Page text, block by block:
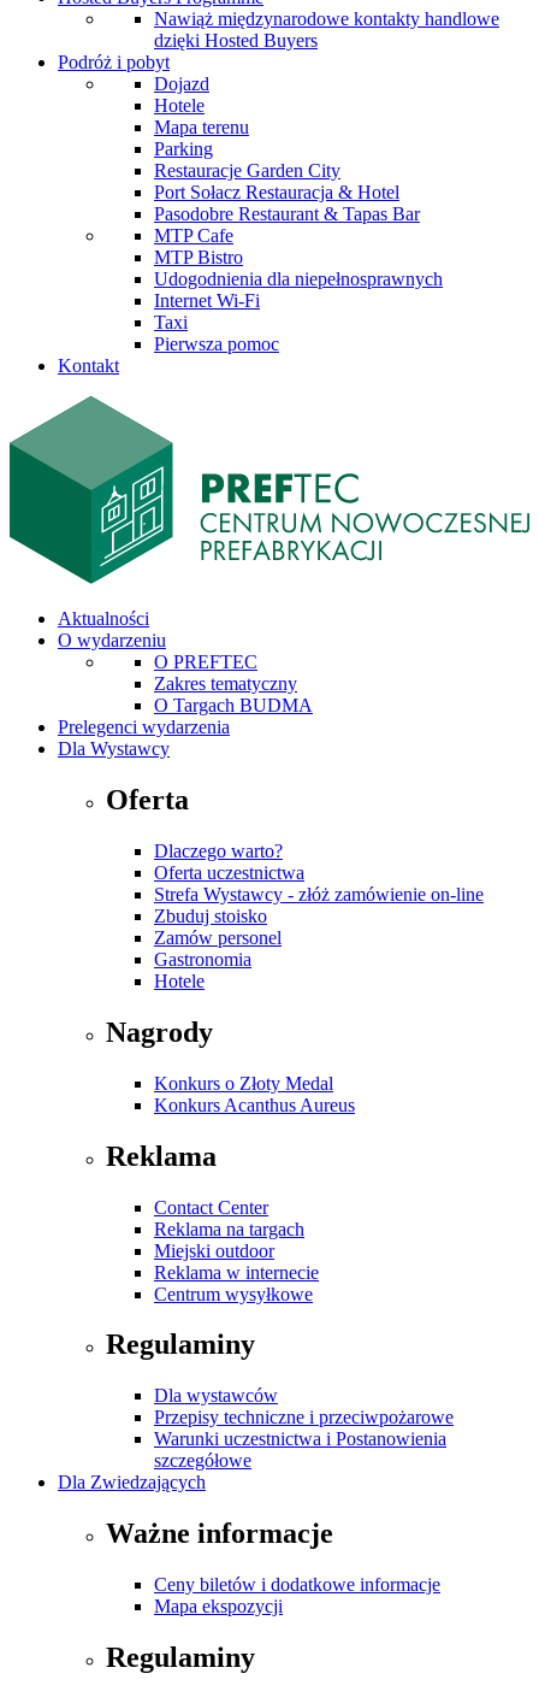
Nawiąż międzynarodowe kontakty handlowe
dzięki Hosted Buyers
Podróż i pobyt
Dojazd
Hotele
Mapa terenu
Parking
Restauracje Garden City
Port Sołacz Restauracja & Hotel
Pasodobre Restaurant & Tapas Bar
MTP Cafe
MTP Bistro
Udogodnienia dla niepełnosprawnych
Internet Wi-Fi
Taxi
Pierwsza pomoc
Kontakt
Aktualności
O wydarzeniu
O PREFTEC
Zakres tematyczny
O Targach BUDMA
Prelegenci wydarzenia
Dla Wystawcy
Oferta
Dlaczego warto?
Oferta uczestnictwa
Strefa Wystawcy - złóż zamówienie on-line
Zbuduj stoisko
Zamów personel
Gastronomia
Hotele
Nagrody
Konkurs o Złoty Medal
Konkurs Acanthus Aureus
Reklama
Contact Center
Reklama na targach
Miejski outdoor
Reklama w internecie
Centrum wysyłkowe
Regulaminy
Dla wystawców
Przepisy techniczne i przeciwpożarowe
Warunki uczestnictwa i Postanowienia
szczegółowe
Dla Zwiedzających
Ważne informacje
Ceny biletów i dodatkowe informacje
Mapa ekspozycji
Regulaminy